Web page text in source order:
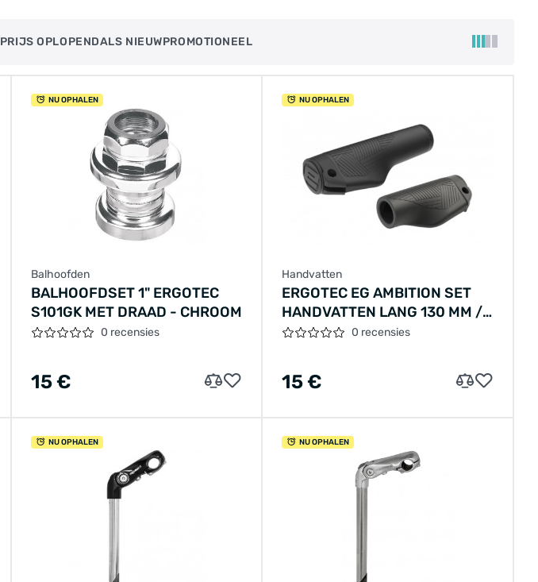
PRIJS OPLOPEND​ALS NIEUWPROMOTIONEEL
NU OPHALEN
Balhoofden
BALHOOFDSET 1" ERGOTEC
S101GK MET DRAAD - CHROOM
0 recensies
15 €
NU OPHALEN
Handvatten
ERGOTEC EG AMBITION SET
HANDVATTEN LANG 130 MM /
KORT 88 MM ZWART OEM
0 recensies
15 €
NU OPHALEN NU OPHALEN